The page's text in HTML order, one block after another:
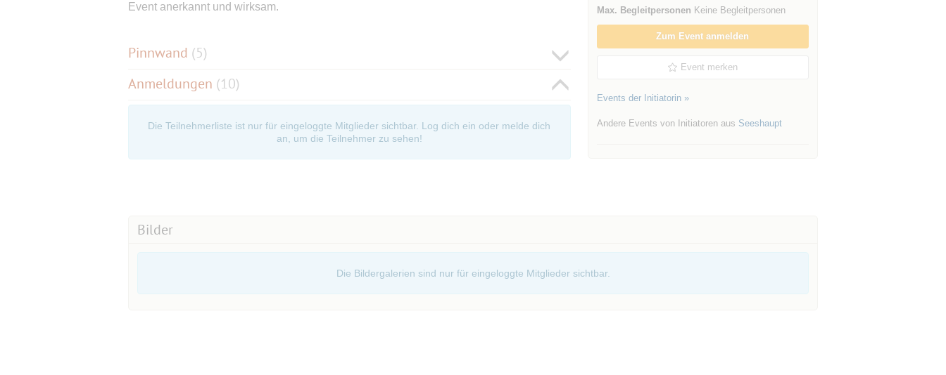
Event anerkannt und wirksam.
Pinnwand (5)
Anmeldungen (10)
Die Teilnehmerliste ist nur für eingeloggte Mitglieder sichtbar. Log dich ein oder melde dich
an, um die Teilnehmer zu sehen!
Max. Begleitpersonen Keine Begleitpersonen
Zum Event anmelden
Event merken
Events der Initiatorin »
Andere Events von Initiatoren aus Seeshaupt
Bilder
Die Bildergalerien sind nur für eingeloggte Mitglieder sichtbar.